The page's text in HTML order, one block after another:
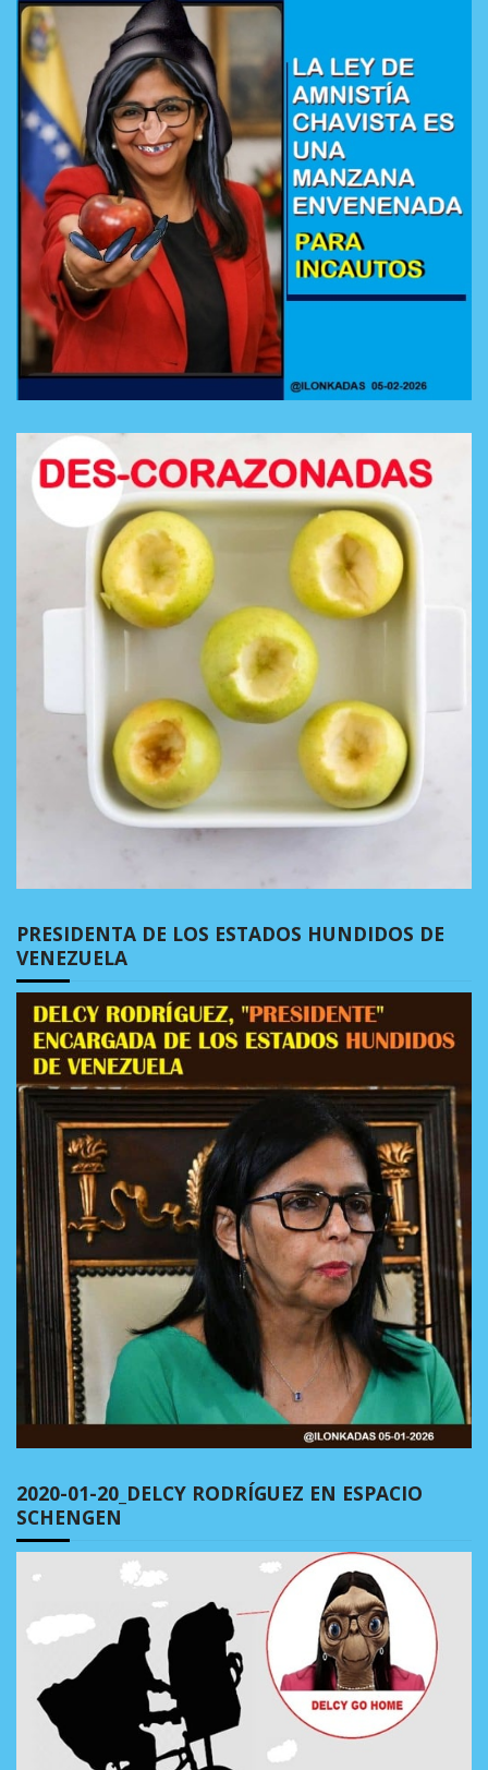
PRESIDENTA DE LOS ESTADOS HUNDIDOS DE
VENEZUELA
2020-01-20_DELCY RODRÍGUEZ EN ESPACIO
SCHENGEN